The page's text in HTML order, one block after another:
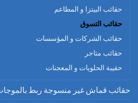
حقائب البيتزا و المطاعم
حقائب التسوق
حقائب الشركات و المؤسسات
حقائب متاجر
حقيبة الحلويات و المعجنات
حقائب قماش غير منسوجة ربط